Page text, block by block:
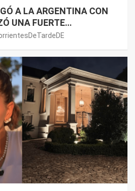
A LA ARGENTINA CON
UNA FUERTE
MAURO ICARDI